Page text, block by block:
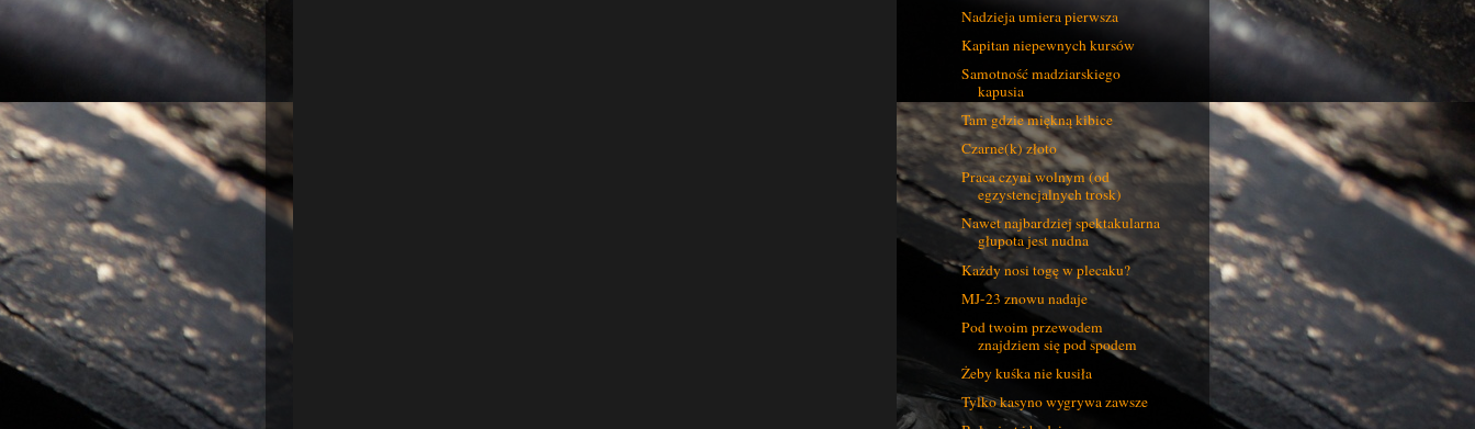
Nadzieja umiera pierwsza
Kapitan niepewnych kursów
Samotność madziarskiego
kapusia
Tam gdzie miękną kibice
Czarne(k) złoto
Praca czyni wolnym (od
egzystencjalnych trosk)
Nawet najbardziej spektakularna
głupota jest nudna
Każdy nosi togę w plecaku?
MJ-23 znowu nadaje
Pod twoim przewodem
znajdziem się pod spodem
Żeby kuśka nie kusiła
Tylko kasyno wygrywa zawsze